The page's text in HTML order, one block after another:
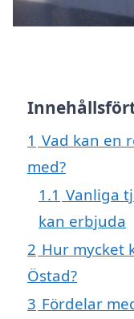
1 Vad kan en
med?
1.1 Vanliga
kan erbjuda
2 Hur mycket
Östad?
3 Fördelar